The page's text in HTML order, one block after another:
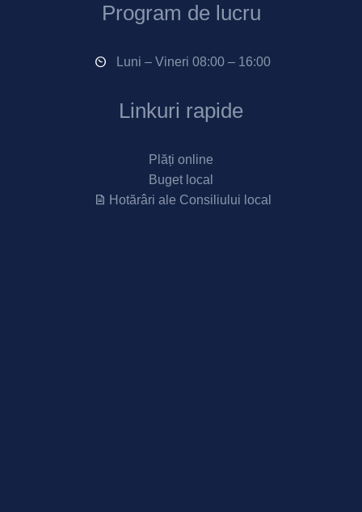
Program de lucru
Luni – Vineri 08:00 – 16:00
Linkuri rapide
Plăți online
Buget local
Hotărâri ale Consiliului local